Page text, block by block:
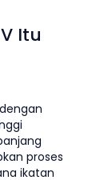
Itu
proses
ikatan